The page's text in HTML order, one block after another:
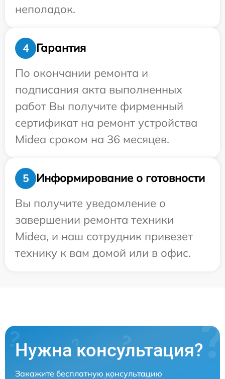
неполадок.
4
Гарантия
По окончании ремонта и
подписания акта выполненных
работ Вы получите фирменный
сертификат на ремонт устройства
Midea сроком на 36 месяцев.
5
Информирование о готовности
Вы получите уведомление о
завершении ремонта техники
Midea, и наш сотрудник привезет
технику к вам домой или в офис.
Нужна консультация?
Закажите бесплатную консультацию